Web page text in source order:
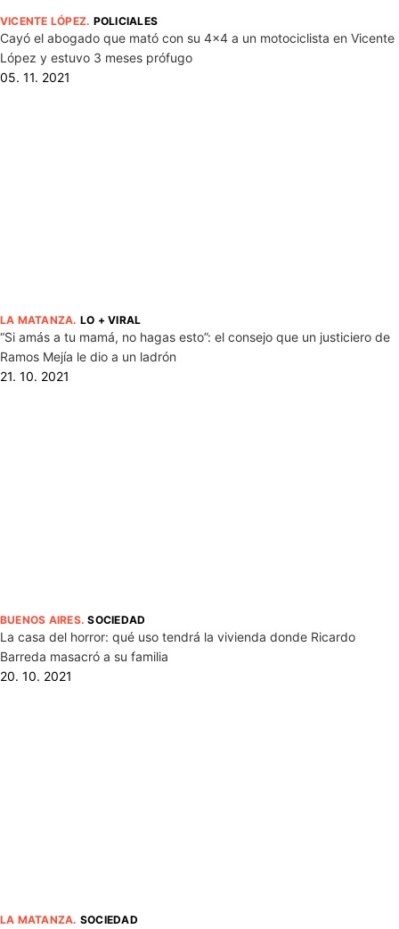
VICENTE LÓPEZ. POLICIALES
Cayó el abogado que mató con su 4×4 a un motociclista en Vicente
López y estuvo 3 meses prófugo
05. 11. 2021
LA MATANZA. LO + VIRAL
“Si amás a tu mamá, no hagas esto”: el consejo que un justiciero de
Ramos Mejía le dio a un ladrón
21. 10. 2021
BUENOS AIRES.SOCIEDAD
La casa del horror: qué uso tendrá la vivienda donde Ricardo
Barreda masacró a su familia
20. 10. 2021
LA MATANZA. SOCIEDAD